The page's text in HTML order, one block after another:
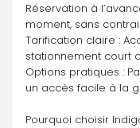
Réservation à
moment, sans
Tarification claire :
stationnement court
Options pratiques :
un accès facile à la
Pourquoi choisir